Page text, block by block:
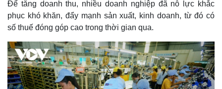
Để tăng doanh thu, nhiều doanh nghiệp đã nỗ lực khắc
phục khó khăn, đẩy mạnh sản xuất, kinh doanh, từ đó có
số thuế đóng góp cao trong thời gian qua.